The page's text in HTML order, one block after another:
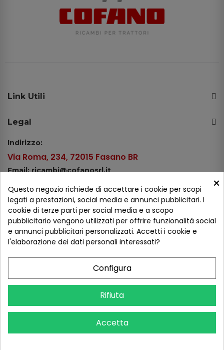
Link Utili
Legal
Indirizzo:
Via Roma, 234, 72015 Fasano BR
Email: ricambi@cofanosrl.it
Tel.: +39 080 44 13 478
WhatsApp: +39 334 98 51 100
Metodi di pagamento
×
Questo negozio richiede di accettare i cookie per scopi
legati a prestazioni, social media e annunci pubblicitari. I
cookie di terze parti per social media e a scopo
pubblicitario vengono utilizzati per offrire funzionalità social
e annunci pubblicitari personalizzati. Accetti i cookie e
l'elaborazione dei dati personali interessati?
Configura
Rifiuta
Accetta